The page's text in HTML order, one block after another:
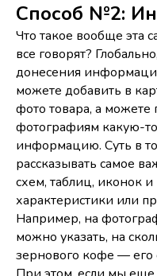
Способ №2:
Что такое вообще эта
все говорят?
донесения
можете добавить в
фото товара, а можете
фотографиям какую-
информацию. Суть в
рассказывать самое
схем, таблиц, иконок
характеристики или
Например, на
можно указать, на
зернового кофе — его